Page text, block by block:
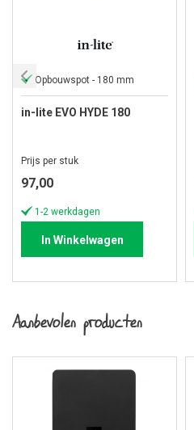
Opbouwspot - 180 mm
in-lite EVO HYDE 180
Prijs per stuk
97,00
1-2 werkdagen
In Winkelwagen
Aanbevolen producten